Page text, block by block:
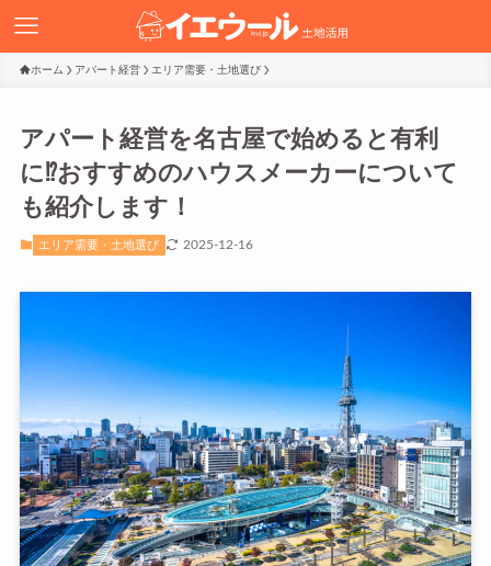
ホーム アパート経営 エリア需要・土地選び
アパート経営を名古屋で始めると有利
に⁉おすすめのハウスメーカーについて
も紹介します！
エリア需要・土地選び 2025-12-16